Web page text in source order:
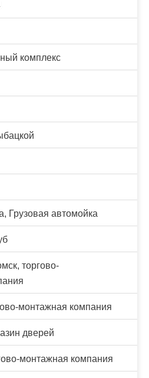
комплекс
Грузовая автомойка
торгово-
монтажная компания
дверей
монтажная компания